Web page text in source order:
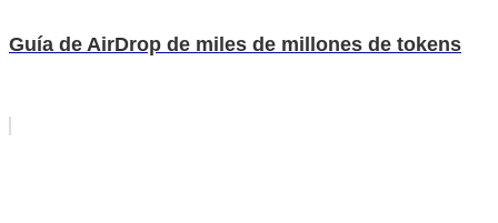
Guía de AirDrop de miles de millones de tokens